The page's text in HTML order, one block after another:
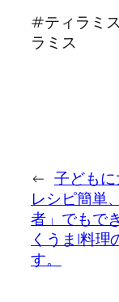
#ティラミ
ラミス
← 子どもに
レシピ簡単
者」でもで
くうま|料理
す。